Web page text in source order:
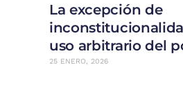
La excepción de
uso arbitrario del
25 ENERO, 2026